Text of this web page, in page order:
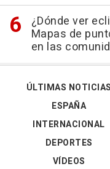
¿Dónde ver
Mapas de
en las
ÚLTIMAS NOTICIAS
ESPAÑA
INTERNACIONAL
DEPORTES
VÍDEOS